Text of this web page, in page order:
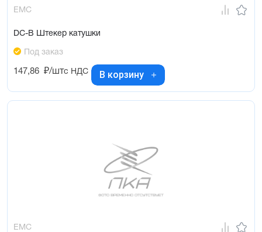
EMC
DC-B Штекер катушки
Под заказ
147,86 ₽/штс НДС В корзину
EMC